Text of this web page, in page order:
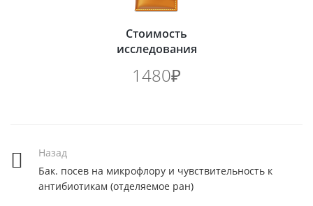
Стоимость
исследования
1480₽
Назад
Бак. посев на микрофлору и чувcтвительность к
антибиотикам (отделяемое ран)